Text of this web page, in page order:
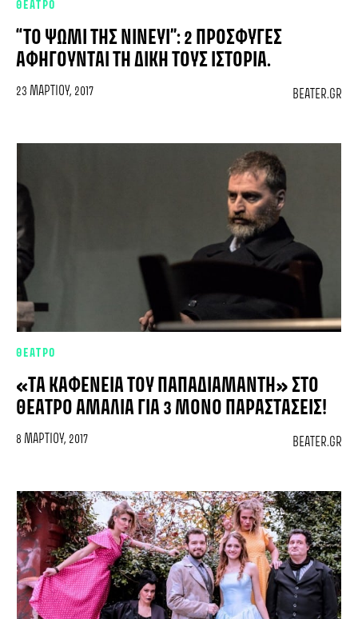
ΘΕΑΤΡΟ
“ΤΟ ΨΩΜΊ ΤΗΣ ΝΙΝΕΥΊ”: 2 ΠΡΌΣΦΥΓΕΣ
ΑΦΗΓΟΎΝΤΑΙ ΤΗ ΔΙΚΉ ΤΟΥΣ ΙΣΤΟΡΊΑ.
23 ΜΑΡΤΊΟΥ, 2017 BEATER.GR
ΘΕΑΤΡΟ
«ΤΑ ΚΑΦΕΝΕΊΑ ΤΟΥ ΠΑΠΑΔΙΑΜΆΝΤΗ» ΣΤΟ
ΘΈΑΤΡΟ ΑΜΑΛΊΑ ΓΙΑ 3 ΜΌΝΟ ΠΑΡΑΣΤΆΣΕΙΣ!
8 ΜΑΡΤΊΟΥ, 2017 BEATER.GR